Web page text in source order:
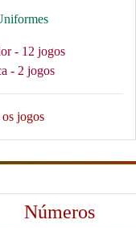
- 12 jogos
- 2 jogos
jogos
Números